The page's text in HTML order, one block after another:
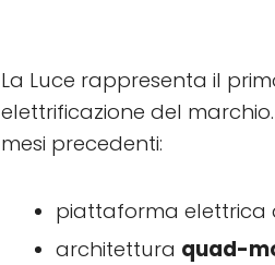
La Luce rappresenta il
elettrificazione del
mesi precedenti:
piattaforma elettrica
architettura quad-